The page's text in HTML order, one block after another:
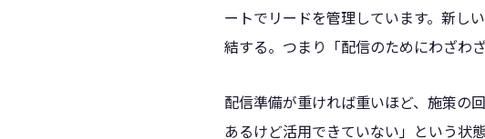
ートでリードを管理しています。新し
結する。つまり「配信のためにわざわ
配信準備が重ければ重いほど、施策の
あるけど活用できていない」という状